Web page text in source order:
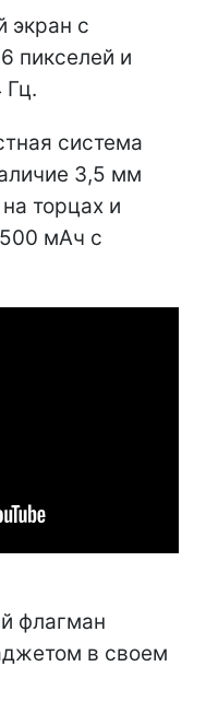
экран с
пикселей и
Гц.
система
3,5 мм
торцах и
мАч с
флагман
в своем